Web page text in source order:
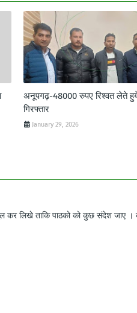
अनूपगढ़-48000 रुपए रिश्वत लेते
गिरफ्तार
January 29, 2026
लिखे ताकि पाठको को कुछ संदेश जाए ।